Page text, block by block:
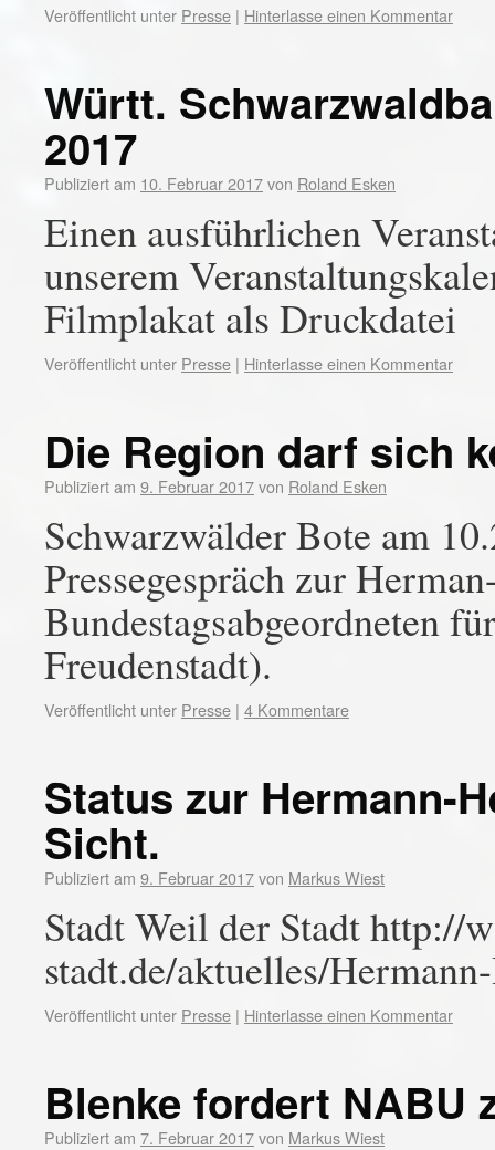
Veröffentlicht unter Presse | Hinterlasse einen Kommentar
Württ.
2017
Publiziert am 10. Februar 2017von Roland Esken
Einen ausführlichen
unserem
Filmplakat als Druckdatei
Veröffentlicht unter Presse | Hinterlasse einen Kommentar
Die Region darf sich
Publiziert am 9. Februar 2017von Roland Esken
Schwarzwälder Bote am
Pressegespräch zur
Bundestagsabgeordneten
Freudenstadt).
Veröffentlicht unter Presse | 4 Kommentare
Status zur Hermann-
Sicht.
Publiziert am 9. Februar 2017von Markus Wiest
Stadt Weil der Stadt http://
stadt.de/aktuelles/
Veröffentlicht unter Presse | Hinterlasse einen Kommentar
Blenke fordert NABU
Publiziert am 7. Februar 2017von Markus Wiest